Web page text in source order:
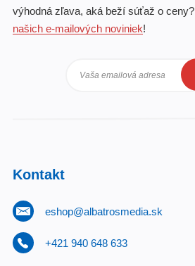
výhodná zľava, aká beží súťaž o ceny?
našich e-mailových noviniek!
Vaša emailová adresa
Kontakt
eshop@albatrosmedia.sk
+421 940 648 633